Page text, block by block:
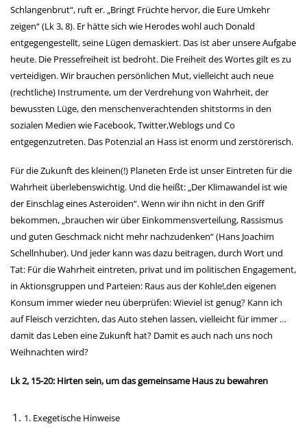
Schlangenbrut“, ruft er. „Bringt Früchte hervor, die Eure Umkehr
zeigen“ (Lk 3, 8). Er hätte sich wie Herodes wohl auch Donald
entgegengestellt, seine Lügen demaskiert. Das ist aber unsere Aufgabe
heute. Die Pressefreiheit ist bedroht. Die Freiheit des Wortes gilt es zu
verteidigen. Wir brauchen persönlichen Mut, vielleicht auch neue
(rechtliche) Instrumente, um der Verdrehung von Wahrheit, der
bewussten Lüge, den menschenverachtenden shitstorms in den
sozialen Medien wie Facebook, Twitter,Weblogs und Co
entgegenzutreten. Das Potenzial an Hass ist enorm und zerstörerisch.
Für die Zukunft des kleinen(!) Planeten Erde ist unser Eintreten für die
Wahrheit überlebenswichtig. Und die heißt: „Der Klimawandel ist wie
der Einschlag eines Asteroiden“. Wenn wir ihn nicht in den Griff
bekommen, „brauchen wir über Einkommensverteilung, Rassismus
und guten Geschmack nicht mehr nachzudenken“ (Hans Joachim
Schellnhuber). Und jeder kann was dazu beitragen, durch Wort und
Tat: Für die Wahrheit eintreten, privat und im politischen Engagement,
in Aktionsgruppen und Parteien: Raus aus der Kohle!,den eigenen
Konsum immer wieder neu überprüfen: Wieviel ist genug? Kann ich
auf Fleisch verzichten, das Auto stehen lassen, vielleicht für immer …
damit das Leben eine Zukunft hat? Damit es auch nach uns noch
Weihnachten wird?
Lk 2, 15-20: Hirten sein, um das gemeinsame Haus zu bewahren
1. Exegetische Hinweise